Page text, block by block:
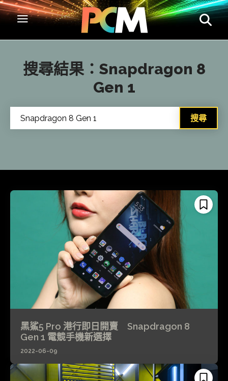
搜尋結果： Snapdragon 8
Gen 1
搜尋
黑鯊5 Pro 港行即日開賣 Snapdragon 8
Gen 1 電競手機新選擇
2022-06-09